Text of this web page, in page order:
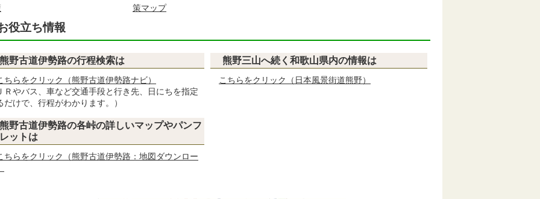
策マップ
役立ち情報
熊野古道伊勢路の行程検索は
ちらをクリック（熊野古道伊勢路ナビ）
Ｒやバス、車など交通手段と行き先、日にちを指定
だけで、行程がわかります。）
熊野三山へ続く和歌山県内の情報は
こちらをクリック（日本風景街道熊野）
熊野古道伊勢路の各峠の詳しいマップやパンフ
レットは
ちらをクリック（熊野古道伊勢路：地図ダウンロー